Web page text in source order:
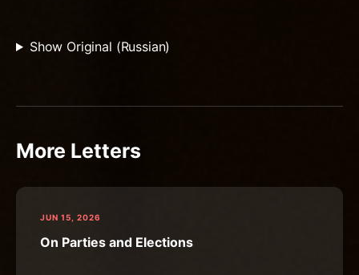
Show Original (Russian)
More Letters
JUN 15, 2026
On Parties and Elections